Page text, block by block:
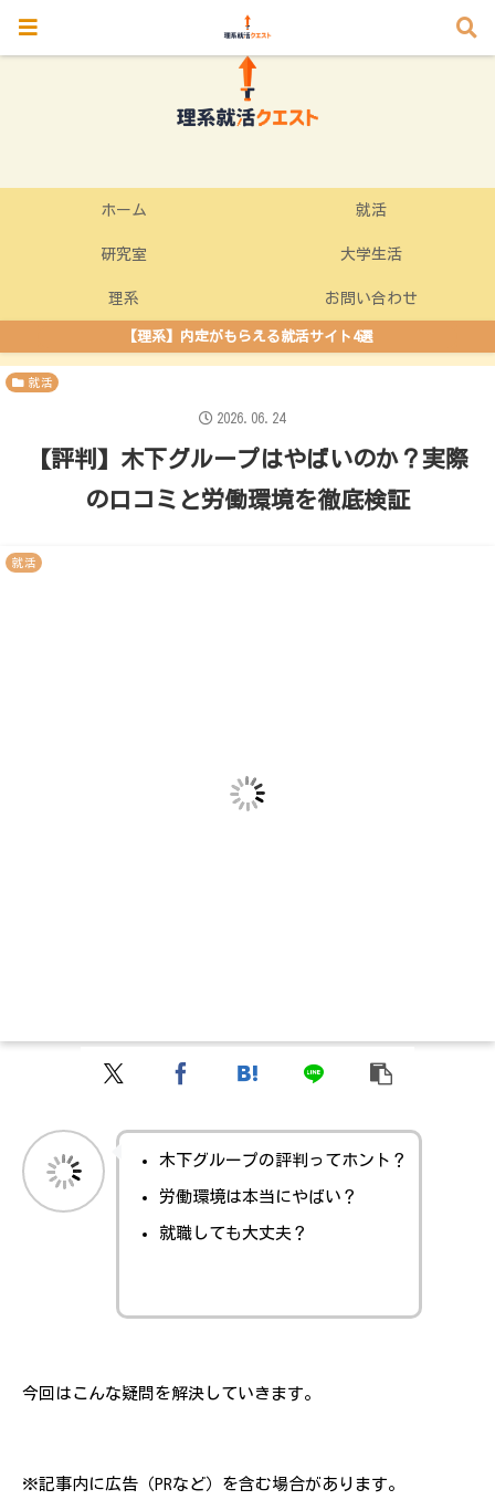
ホーム 就活
研究室 大学生活
理系 お問い合わせ
【理系】内定がもらえる就活サイト4選
就活
【評判】木下グループはやばいのか？実際
の口コミと労働環境を徹底検証
就活
2026.06.24
木下グループの評判ってホント？
労働環境は本当にやばい？
就職しても大丈夫？
今回はこんな疑問を解決していきます。
※記事内に広告（PRなど）を含む場合があります。